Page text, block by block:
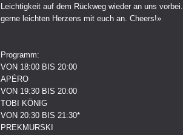
Leichtigkeit auf dem Rückweg wieder an uns
gerne leichten Herzens mit euch an. Cheers!»
Programm:
VON 18:00 BIS 20:00
APÉRO
VON 19:30 BIS 20:00
TOBI KÖNIG
VON 20:30 BIS 21:30*
PREKMURSKI